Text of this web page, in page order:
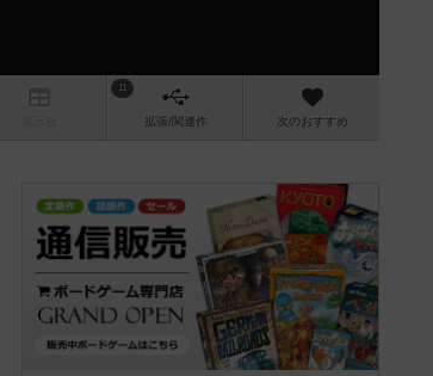
11
拡張/関連作 次のおすすめ